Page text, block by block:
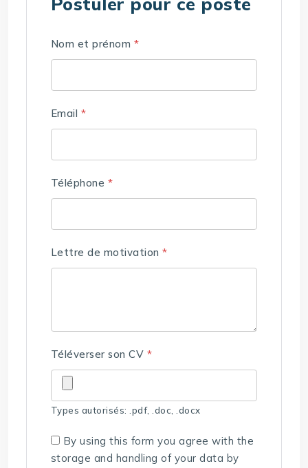
Nom et prénom *
Email *
Téléphone *
Lettre de motivation*
Téléverser son CV *
Types autorisés: .pdf, .doc, .docx
By using this form you agree with the
storage and handling of your data by